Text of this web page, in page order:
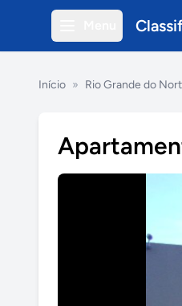
Início » Rio Grande do